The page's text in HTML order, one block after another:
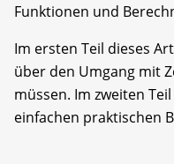
Funktionen und
Im ersten Teil dieses
über den Umgang mit
müssen. Im zweiten
einfachen praktischen